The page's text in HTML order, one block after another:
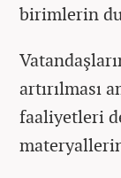
birimlerin
artırılması
faaliyetleri